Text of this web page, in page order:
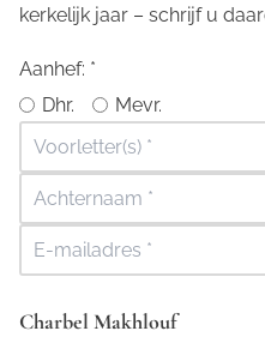
kerkelijk jaar – schrijf u
Aanhef: *
Dhr.
Mevr.
Charbel Makhlouf